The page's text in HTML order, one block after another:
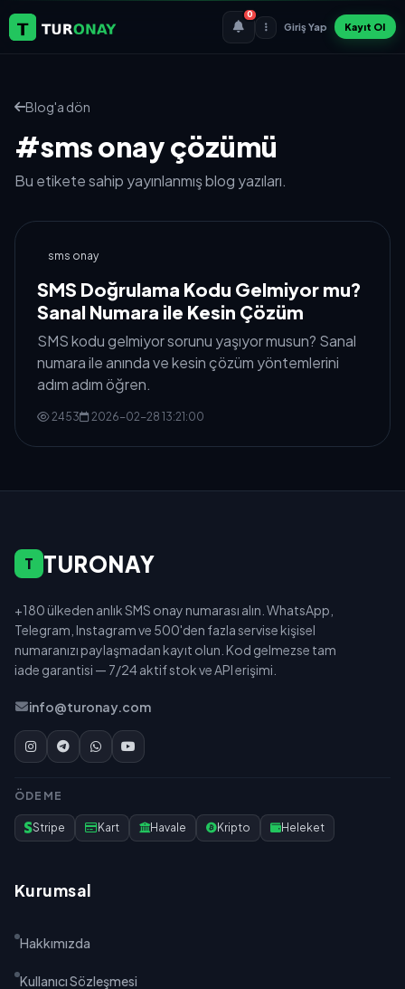
0
Giriş Yap Kayıt Ol
Blog'a dön
#sms onay çözümü
Bu etikete sahip yayınlanmış blog yazıları.
sms onay
SMS Doğrulama Kodu Gelmiyor mu?
Sanal Numara ile Kesin Çözüm
SMS kodu gelmiyor sorunu yaşıyor musun? Sanal
numara ile anında ve kesin çözüm yöntemlerini
adım adım öğren.
2453 2026-02-28 13:21:00
T TURONAY
+180 ülkeden anlık SMS onay numarası alın. WhatsApp,
Telegram, Instagram ve 500'den fazla servise kişisel
numaranızı paylaşmadan kayıt olun. Kod gelmezse tam
iade garantisi — 7/24 aktif stok ve API erişimi.
info@turonay.com
ÖDEME
Stripe Kart Havale Kripto Heleket
Kurumsal
Hakkımızda
Kullanıcı Sözleşmesi